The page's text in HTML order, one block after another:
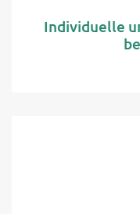
Individuelle